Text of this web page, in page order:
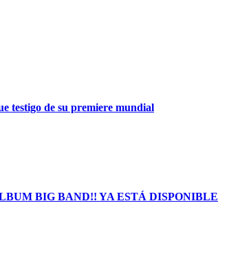
testigo de su premiere mundial
BIG BAND!! YA ESTÁ DISPONIBLE